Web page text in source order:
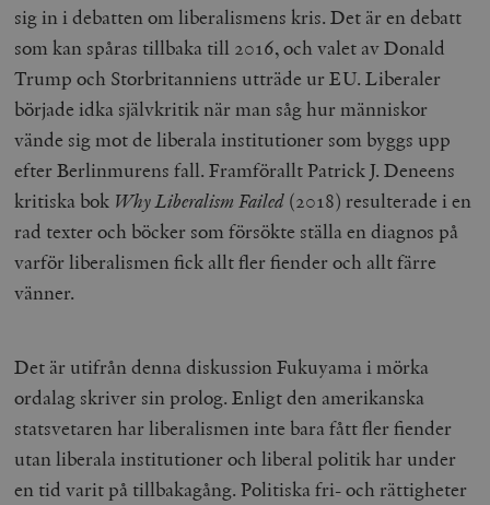
sig in i debatten om liberalismens kris. Det är en debatt
som kan spåras tillbaka till 2016, och valet av Donald
Trump och Storbritanniens utträde ur EU. Liberaler
började idka självkritik när man såg hur människor
vände sig mot de liberala institutioner som byggs upp
efter Berlinmurens fall. Framförallt Patrick J. Deneens
kritiska bok Why Liberalism Failed (2018) resulterade i en
rad texter och böcker som försökte ställa en diagnos på
varför liberalismen fick allt fler fiender och allt färre
vänner.
Det är utifrån denna diskussion Fukuyama i mörka
ordalag skriver sin prolog. Enligt den amerikanska
statsvetaren har liberalismen inte bara fått fler fiender
utan liberala institutioner och liberal politik har under
en tid varit på tillbakagång. Politiska fri- och rättigheter